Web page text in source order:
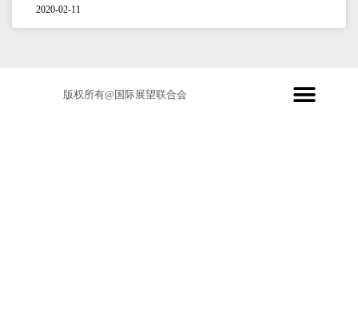
2020-02-11
版权所有@国际展望联合会